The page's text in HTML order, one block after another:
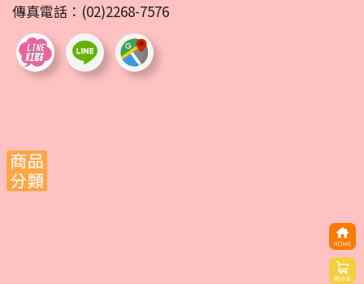
傳真電話：(02)2268-7576